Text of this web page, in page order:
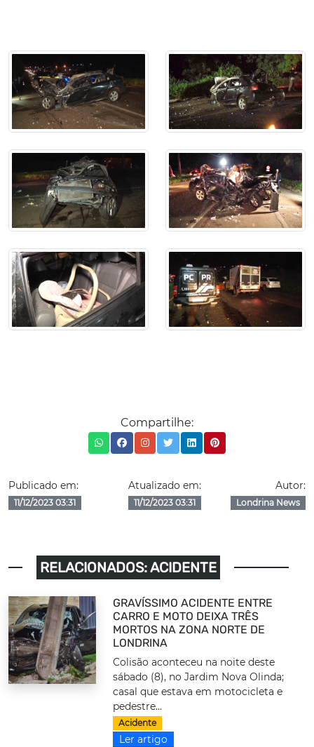
Compartilhe:
Publicado em:
11/12/2023 03:31
Atualizado em:
11/12/2023 03:31
Autor:
Londrina News
RELACIONADOS: ACIDENTE
GRAVÍSSIMO ACIDENTE ENTRE
CARRO E MOTO DEIXA TRÊS
MORTOS NA ZONA NORTE DE
LONDRINA
Colisão aconteceu na noite deste
sábado (8), no Jardim Nova Olinda;
casal que estava em motocicleta e
pedestre...
Acidente
Ler artigo